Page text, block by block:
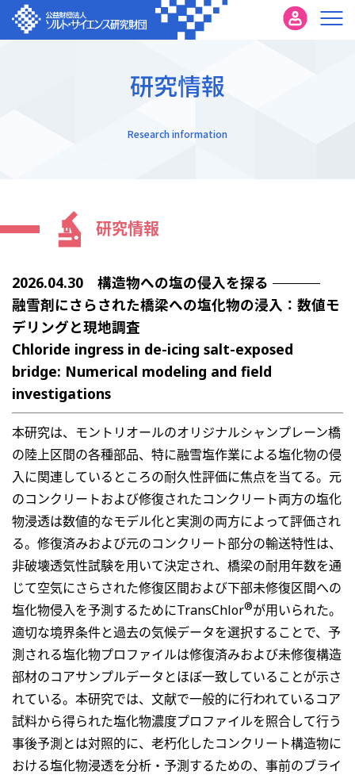
研究情報
Research information
研究情報
2026.04.30 構造物への塩の侵入を探る
融雪剤にさらされた橋梁への塩化物の浸入：数値モ
デリングと現地調査
Chloride ingress in de-icing salt-exposed
bridge: Numerical modeling and field
investigations
本研究は、モントリオールのオリジナルシャンプレーン橋
の陸上区間の各種部品、特に融雪塩作業による塩化物の侵
入に関連しているところの耐久性評価に焦点を当てる。元
のコンクリートおよび修復されたコンクリート両方の塩化
物浸透は数値的なモデル化と実測の両方によって評価され
る。修復済みおよび元のコンクリート部分の輸送特性は、
非破壊透気性試験を用いて決定され、橋梁の耐用年数を通
じて空気にさらされた修復区間および下部未修復区間への
塩化物侵入を予測するためにTransChlor®が用いられた。
適切な境界条件と過去の気候データを選択することで、予
測される塩化物プロファイルは修復済みおよび未修復構造
部材のコアサンプルデータとほぼ一致していることが示さ
れている。本研究では、文献で一般的に行われているコア
試料から得られた塩化物濃度プロファイルを照合して行う
事後予測とは対照的に、老朽化したコンクリート構造物に
おける塩化物浸透を分析・予測するための、事前のブライ